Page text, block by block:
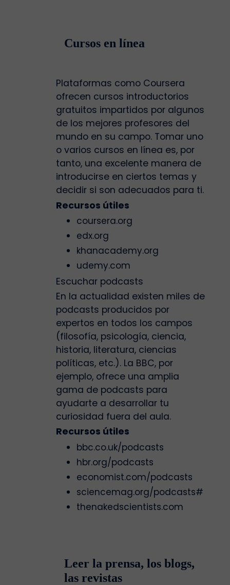
Cursos en línea
Plataformas como Coursera
ofrecen cursos introductorios
gratuitos impartidos por algunos
de los mejores profesores del
mundo en su campo. Tomar uno
o varios cursos en línea es, por
tanto, una excelente manera de
introducirse en ciertos temas y
decidir si son adecuados para ti.
Recursos útiles
coursera.org
edx.org
khanacademy.org
udemy.com
Escuchar podcasts
En la actualidad existen miles de
podcasts producidos por
expertos en todos los campos
(filosofía, psicología, ciencia,
historia, literatura, ciencias
políticas, etc.). La BBC, por
ejemplo, ofrece una amplia
gama de podcasts para
ayudarte a desarrollar tu
curiosidad fuera del aula.
Recursos útiles
bbc.co.uk/podcasts
hbr.org/podcasts
economist.com/podcasts
sciencemag.org/podcasts#
thenakedscientists.com
Leer la prensa, los blogs,
las revistas